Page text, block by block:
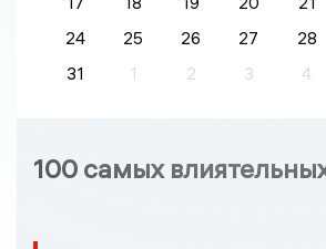
24
25 26 27 28
31
1 2 3 4
100 самых